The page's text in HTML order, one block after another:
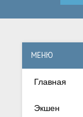
МЕНЮ
Главная
Экшен